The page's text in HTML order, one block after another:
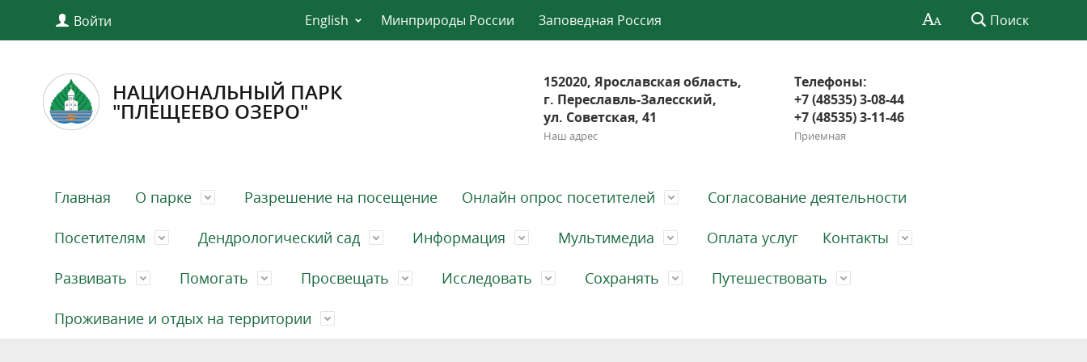
Войти English Минприроды России Заповедная Россия Поиск
НАЦИОНАЛЬНЫЙ ПАРК
"ПЛЕЩЕЕВО ОЗЕРО"
152020, Ярославская область,
г. Переславль-Залесский,
ул. Советская, 41
Наш адрес
Телефоны:
+7 (48535) 3-08-44
+7 (48535) 3-11-46
Приемная
Главная О парке Разрешение на посещение Онлайн опрос посетителей Согласование деятельности
Посетителям Дендрологический сад Информация Мультимедиа Оплата услуг Контакты
Развивать Помогать Просвещать Исследовать Сохранять Путешествовать
Проживание и отдых на территории